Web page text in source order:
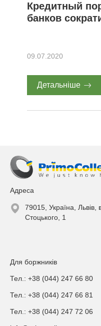
Кредитный
банков
09.07.2020
Детальніше
Адреса
79015, Україна, Львів,
Стоцького, 1
Для боржників
Тел.: +38 (044) 247 66 80
Тел.: +38 (044) 247 66 81
Тел.: +38 (044) 247 72 06